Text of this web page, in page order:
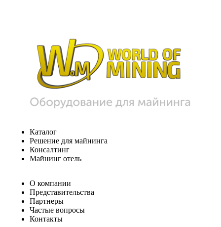
Каталог
Решение для майнинга
Консалтинг
Майнинг отель
О компании
Представительства
Партнеры
Частые вопросы
Контакты